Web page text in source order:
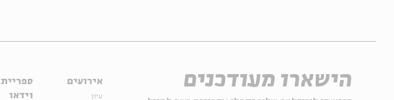
הישארו מעודכנים אירועים
עיון
ספריית
וידאו